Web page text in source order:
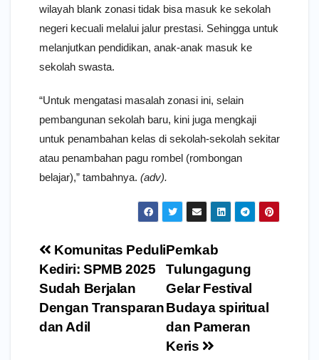
wilayah blank zonasi tidak bisa masuk ke sekolah
negeri kecuali melalui jalur prestasi. Sehingga untuk
melanjutkan pendidikan, anak-anak masuk ke
sekolah swasta.
“Untuk mengatasi masalah zonasi ini, selain
pembangunan sekolah baru, kini juga mengkaji
untuk penambahan kelas di sekolah-sekolah sekitar
atau penambahan pagu rombel (rombongan
belajar),” tambahnya. (adv).
Navigasi
pos
Pemkab
Tulungagung
Gelar Festival
Budaya spiritual
dan Pameran
Keris
Komunitas Peduli
Kediri: SPMB 2025
Sudah Berjalan
Dengan Transparan
dan Adil